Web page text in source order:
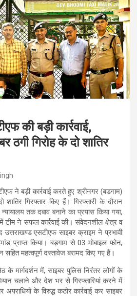
की बड़ी कार्रवाई,
ठगी गिरोह के दो शातिर
ने बड़ी कार्रवाई करते हुए श्रीनगर (बडगाम)
शातिर गिरफ्तार किए हैं। गिरफ्तारी के दौरान
न्यायालय तक दबाव बनाने का प्रयास किया गया,
में टीम ने सफल कार्रवाई की। संवेदनशील क्षेत्र व
एसटीएफ साइबर क्राइम ने प्रभावी
प्राप्त किया। बड़गाम से 03 मोबाइल फोन,
महत्वपूर्ण दस्तावेज बरामद किए गए हैं।
के मार्गदर्शन में, साइबर पुलिस निरंतर लोगों के
चलाने और देश भर से गिरफ्तारियां करने में
के विरुद्ध कठोर कार्रवाई कर साइबर